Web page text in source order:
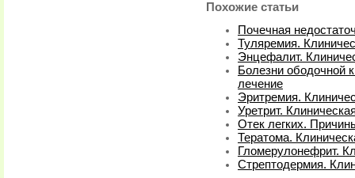
Похожие статьи
Почечная
Туляремия.
Энцефалит.
Болезни ободочной
лечение
Эритремия.
Уретрит.
Отек легких.
Тератома.
Гломерулонефрит.
Стрептодермия.